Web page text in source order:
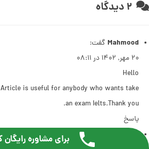
۲ دیدگاه
Mahmood گفت:
۲۰ مهر, ۱۴۰۲ در ۰۸:۱۱
Hello
is useful for anybody who wants take
an exam Ielts.Thank you.
پاسخ
گفت: برای مشاوره